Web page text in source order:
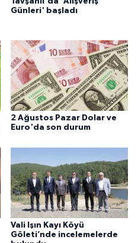
Günleri' başladı
2 Ağustos Pazar Dolar ve
Euro'da son durum
Vali Işın Kayı Köyü
Göleti’nde incelemelerde